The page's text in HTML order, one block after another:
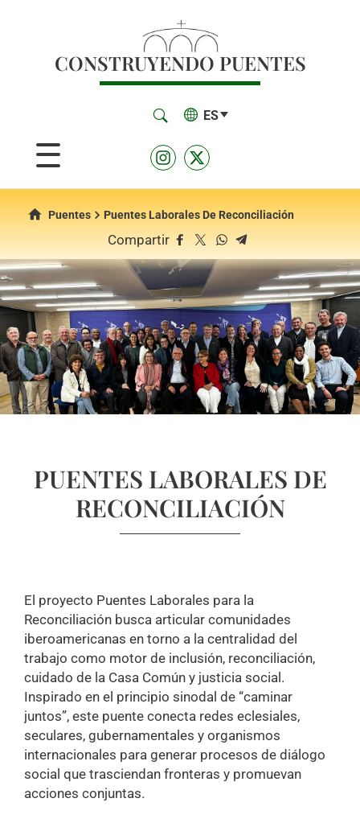
CONSTRUYENDO PUENTES
ES
Puentes Puentes Laborales De Reconciliación
Compartir
PUENTES LABORALES DE
RECONCILIACIÓN
El proyecto Puentes Laborales para la
Reconciliación busca articular comunidades
iberoamericanas en torno a la centralidad del
trabajo como motor de inclusión, reconciliación,
cuidado de la Casa Común y justicia social.
Inspirado en el principio sinodal de “caminar
juntos”, este puente conecta redes eclesiales,
seculares, gubernamentales y organismos
internacionales para generar procesos de diálogo
social que trasciendan fronteras y promuevan
acciones conjuntas.